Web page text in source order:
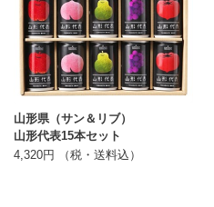
山形県（サン＆リブ）
山形代表15本セット
4,320円 （税・送料込）